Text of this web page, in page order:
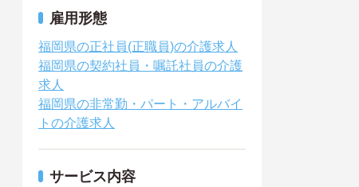
雇用形態
福岡県の正社員(正職員)の介護求人
福岡県の契約社員・嘱託社員の介護
求人
福岡県の非常勤・パート・アルバイ
トの介護求人
サービス内容